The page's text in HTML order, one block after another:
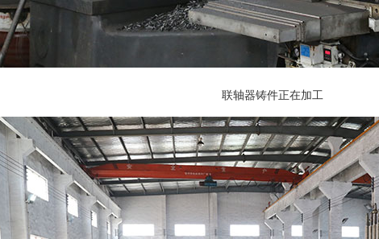
联轴器铸件正在加工